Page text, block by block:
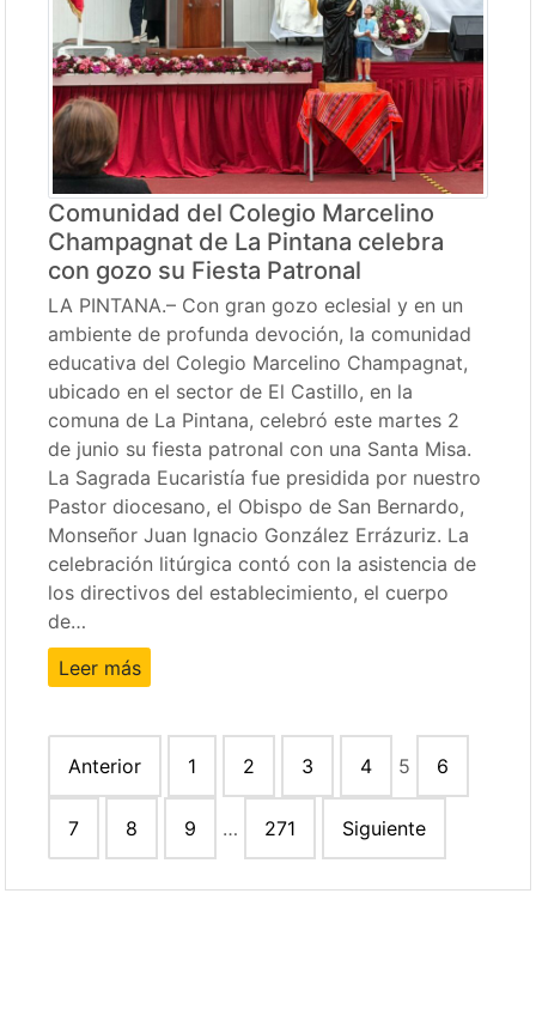
Comunidad del Colegio Marcelino
Champagnat de La Pintana celebra
con gozo su Fiesta Patronal
LA PINTANA.– Con gran gozo eclesial y en un
ambiente de profunda devoción, la comunidad
educativa del Colegio Marcelino Champagnat,
ubicado en el sector de El Castillo, en la
comuna de La Pintana, celebró este martes 2
de junio su fiesta patronal con una Santa Misa.
La Sagrada Eucaristía fue presidida por nuestro
Pastor diocesano, el Obispo de San Bernardo,
Monseñor Juan Ignacio González Errázuriz. La
celebración litúrgica contó con la asistencia de
los directivos del establecimiento, el cuerpo
de…
Leer más
de
entradas
Anterior 1 2 3 4 5 6
7 8 9 … 271 Siguiente